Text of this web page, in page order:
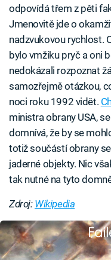
odpovídá třem z pěti
Jmenovitě jde o
nadzvukovou rychlost.
bylo vmžiku pryč a oni
nedokázali rozpoznat
samozřejmě otázkou,
noci roku 1992 vidět.
ministra obrany USA,
domnívá, že by se
totiž součástí obrany
jaderné objekty. Nic
tak nutné na tyto
Zdroj: Wikipedia